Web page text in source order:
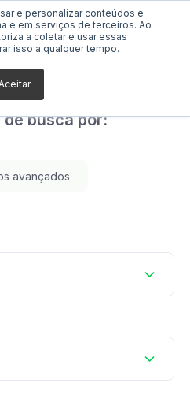
e personalizar conteúdos e
e em serviços de terceiros. Ao
a coletar e usar essas
isso a qualquer tempo.
0
busca por:
avançados